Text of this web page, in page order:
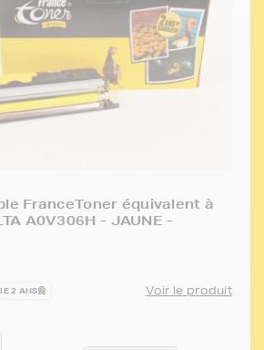
FranceToner équivalent à
A0V306H - JAUNE -
2 ANS Voir le produit